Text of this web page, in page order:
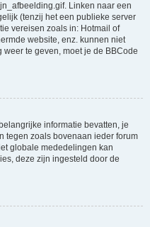
Linken naar een
(tenzij het een publieke server
vereisen zoals in: Hotmail of
website, enz. kunnen niet
te geven, moet je de BBCode
informatie bevatten, je
tegen zoals bovenaan ieder forum
globale mededelingen kan
deze zijn ingesteld door de